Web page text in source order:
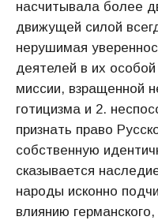
насчитывала более
движущей силой
нерушимая
деятелей в их особой
миссии, взращенной
готицизма и 2.
признать право
собственную
сказывается
народы исконно
влиянию германского,